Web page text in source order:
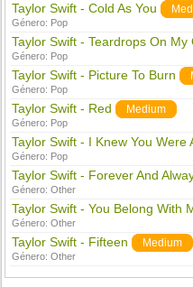
Taylor Swift - Cold As You
Género: Pop
Taylor Swift - Teardrops On My
Género: Pop
Taylor Swift - Picture To Burn
Género: Pop
Taylor Swift - Red Medium
Género: Pop
Taylor Swift - I Knew You Were
Género: Pop
Taylor Swift - Forever And
Género:Other
Taylor Swift - You Belong With
Género:Other
Taylor Swift - Fifteen Medium
Género:Other